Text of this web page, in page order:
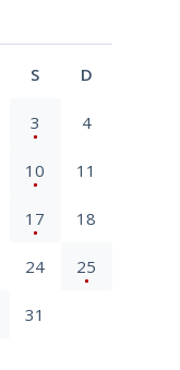
S D
3 4
10 11
17 18
24 25
31